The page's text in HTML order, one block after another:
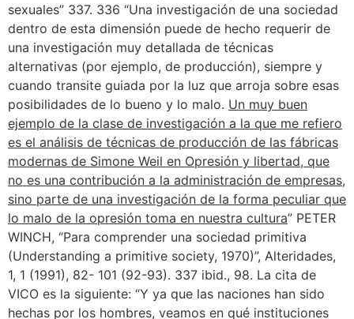
sexuales” 337. 336 “Una investigación de una sociedad
dentro de esta dimensión puede de hecho requerir de
una investigación muy detallada de técnicas
alternativas (por ejemplo, de producción), siempre y
cuando transite guiada por la luz que arroja sobre esas
posibilidades de lo bueno y lo malo. Un muy buen
ejemplo de la clase de investigación a la que me refiero
es el análisis de técnicas de producción de las fábricas
modernas de Simone Weil en Opresión y libertad, que
no es una contribución a la administración de empresas,
sino parte de una investigación de la forma peculiar que
lo malo de la opresión toma en nuestra cultura” PETER
WINCH, “Para comprender una sociedad primitiva
(Understanding a primitive society, 1970)”, Alteridades,
1, 1 (1991), 82- 101 (92-93). 337 ibid., 98. La cita de
VICO es la siguiente: “Y ya que las naciones han sido
hechas por los hombres, veamos en qué instituciones